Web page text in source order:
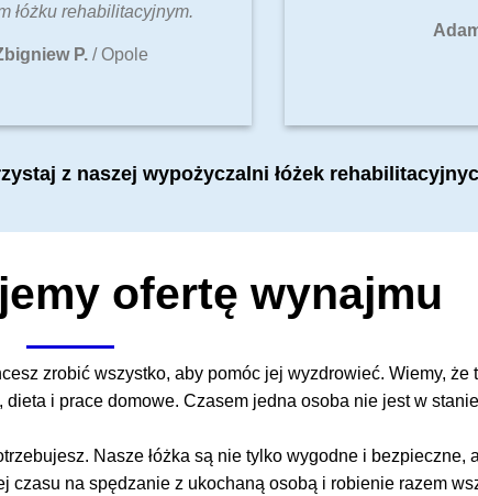
łóżku rehabilitacyjnym.
P. /Opole
z naszej wypożyczalni łóżek
ofertę wynajmu
zrobić wszystko, aby pomóc jej wyzdrowieć. Wiemy, że
i prace domowe. Czasem jedna osoba nie jest w
Nasze łóżka są nie tylko wygodne i bezpieczne,
czasu na spędzanie z ukochaną osobą i robienie razem